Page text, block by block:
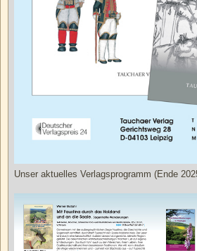
Unser aktuelles Verlagsprogramm (Ende